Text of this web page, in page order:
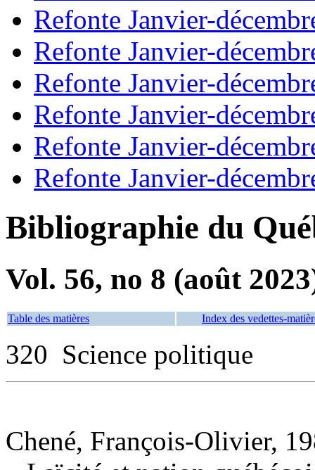
Refonte Janvier-
Refonte Janvier-
Refonte Janvier-
Refonte Janvier-
Refonte Janvier-
Refonte Janvier-
Bibliographie du
Vol. 56, no 8 (août
Table des matières Index des vedettes-
320 Science politique
Chené, François-Olivier,